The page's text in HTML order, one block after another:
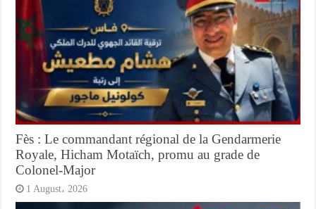
Fès : Le commandant régional de la Gendarmerie
Royale, Hicham Motaïch, promu au grade de
Colonel-Major
1 August، 2026